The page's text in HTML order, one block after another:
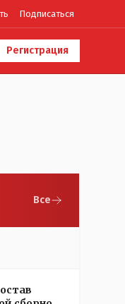
Подписаться
Регистрация
Все